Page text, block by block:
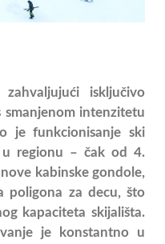
isključivo
smanjenom intenzitetu
je funkcionisanje ski
regionu – čak od 4.
kabinske gondole,
poligona za decu, što
kapaciteta skijališta.
je konstantno u